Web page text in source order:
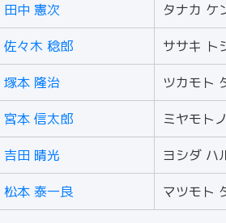
田中 憲次 タナカ ケ
佐々木 稔郎 ササキ ト
塚本 隆治 ツカモト
宮本 信太郎 ミヤモト
吉田 晴光 ヨシダ ハ
松本 泰一良 マツモト